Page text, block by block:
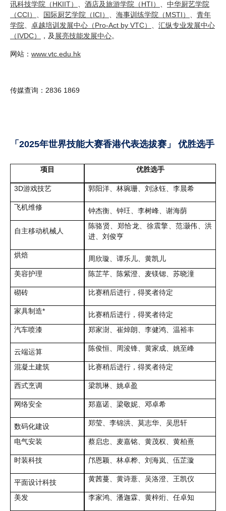
讯科技学院（HKIIT） 酒店及旅游学院（HTI）
中华厨艺学院
（CCI）
国际厨艺学院（ICI） 海事训练学院（MSTI）
青年
学院
卓越培训发展中心（Pro-Act by VTC）
汇纵专业发展中心
（IVDC）
，及 展亮技能发展中心。
网站： www.vtc.edu.hk
传媒查询：2836 1869
「2025年世界技能大赛香港代表选拔赛」 优胜选手
项目 优胜选手
3D游戏技艺 郭阳洋、林琬珊、刘泳钰、李晨希
飞机维修 钟杰衡、钟玨、李树峰、谢海荫
自主移动机械人
陈骆贤、郑恰龙、徐震擎、范灏伟、洪
进、刘俊亨
烘焙
周欣璇、谭乐儿、黄凯儿
美容护理
陈芷芊、陈紫澄、麦镁锶、苏晓潼
砌砖 比赛稍后进行，得奖者待定
家具制造*
比赛稍后进行，得奖者待定
汽车喷漆
郑家澍、崔焯朗、李健鸿、温裕丰
云端运算 陈俊恒、周浚锋、黄家成、姚至峰
混凝土建筑 比赛稍后进行，得奖者待定
西式烹调 梁凯琳、姚卓盈
网络安全 郑嘉诺、梁敬妮、邓卓希
数码化建设 郑莹、李锦洪、莫志华、吴思轩
电气安装 蔡启忠、麦嘉铭、黄茂权、黄柏熹
时装科技 邝恩颖、林卓桦、刘海岚、伍芷漩
平面设计科技 黄茜蔓、黄诗薏、吴洛澄、王凯仪
美发 李家鸿、潘迦霖、黄梓烆、任卓知